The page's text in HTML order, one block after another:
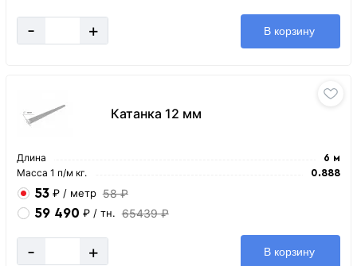
- + В корзину
Катанка 12 мм
Длина 6 м
Масса 1 п/м кг. 0.888
53 ₽ / метр 58 ₽
59 490 ₽ / тн. 65439 ₽
- + В корзину